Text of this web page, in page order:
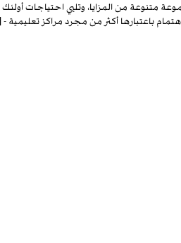
من المزايا، وتلبي احتياجات
باعتبارها أكثر من مجرد مراكز تعليمية